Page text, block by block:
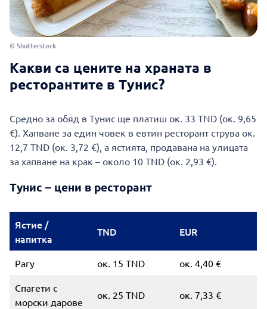
© Shutterstock
Какви са цените на храната в
ресторантите в Тунис?
Средно за обяд в Тунис ще платиш ок. 33 TND (ок. 9,65
€). Хапване за един човек в евтин ресторант струва ок.
12,7 TND (ок. 3,72 €), а ястията, продавана на улицата
за хапване на крак – около 10 TND (ок. 2,93 €).
Тунис – цени в ресторант
Ястие /
напитка
TND EUR
Рагу ок. 15 TND ок. 4,40 €
Спагети с
морски дарове
ок. 25 TND ок. 7,33 €